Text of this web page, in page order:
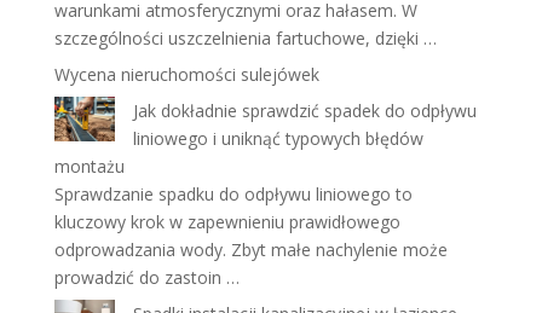
warunkami atmosferycznymi oraz hałasem. W
szczególności uszczelnienia fartuchowe, dzięki …
Wycena nieruchomości sulejówek
Jak dokładnie sprawdzić spadek do odpływu
liniowego i uniknąć typowych błędów
montażu
Sprawdzanie spadku do odpływu liniowego to
kluczowy krok w zapewnieniu prawidłowego
odprowadzania wody. Zbyt małe nachylenie może
prowadzić do zastoin …